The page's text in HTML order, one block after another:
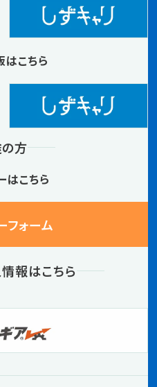
こちら
方
はこちら
フォーム
報はこちら